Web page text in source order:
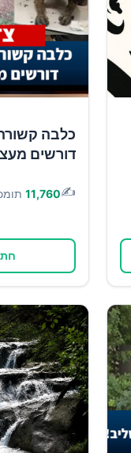
כלבה
דורשים
✍️
11,760